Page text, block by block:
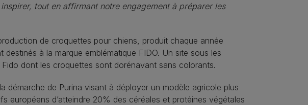
tout en affirmant notre engagement à préparer les
de croquettes pour chiens, produit chaque année
à la marque emblématique FIDO. Un site sous les
dont les croquettes sont dorénavant sans colorants.
démarche de Purina visant à déployer un modèle agricole plus
européens d’atteindre 20% des céréales et protéines végétales